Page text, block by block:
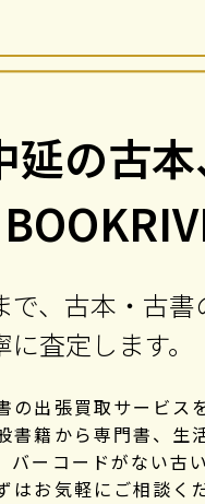
延の古
、古本・古
査定します。
の出張買取サービス
書籍から専門書、生
バーコードがない古
お気軽にご相談く